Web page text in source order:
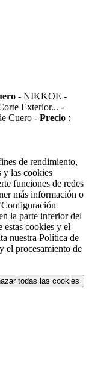
- NIKKOE -
Exterior... -
Cuero - Precio :
de rendimiento,
y las cookies
funciones de redes
más información o
la parte inferior del
estas cookies y el
nuestra Política de
el procesamiento de
todas las cookies